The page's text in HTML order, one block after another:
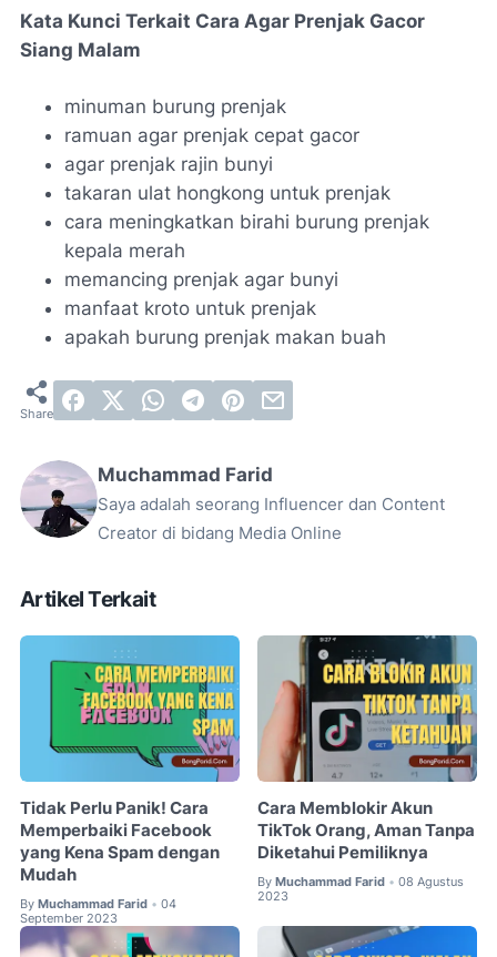
Kata Kunci Terkait Cara Agar Prenjak Gacor
Siang Malam
minuman burung prenjak
ramuan agar prenjak cepat gacor
agar prenjak rajin bunyi
takaran ulat hongkong untuk prenjak
cara meningkatkan birahi burung prenjak
kepala merah
memancing prenjak agar bunyi
manfaat kroto untuk prenjak
apakah burung prenjak makan buah
Muchammad Farid
Saya adalah seorang Influencer dan Content
Creator di bidang Media Online
Artikel Terkait
Tidak Perlu Panik! Cara
Memperbaiki Facebook
yang Kena Spam dengan
Mudah
By Muchammad Farid • 04
September 2023
Cara Memblokir Akun
TikTok Orang, Aman Tanpa
Diketahui Pemiliknya
By Muchammad Farid • 08 Agustus
2023